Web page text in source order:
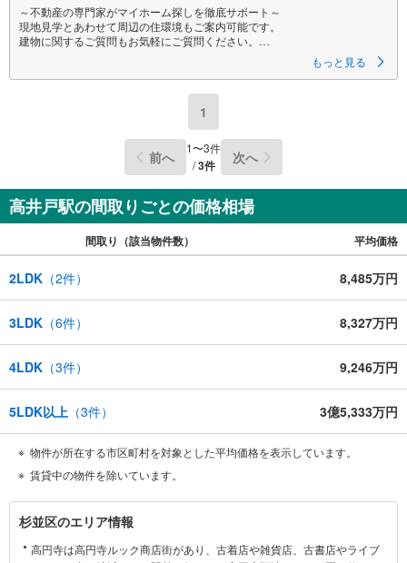
～不動産の専門家がマイホーム探しを徹底サポート～
現地見学とあわせて周辺の住環境もご案内可能です。
建物に関するご質問もお気軽にご質問ください。
【営業時間9:00～19:00】
物件見学、ローン相談、その他些細なことでもご相談ください
〇気軽にご案内やご来店できるポイント〇
【1】キッズルームあり。お子様にはおもちゃ、絵本などのご用意をしてい
ますので、お子様連れでもお気軽にご来店ください。
【2】ご条件に近い物件も合わせてご紹介をさせて頂きます。近隣物件やご
希望に合わせてその他の物件もご用意をさせて頂きます。
【3】ご連絡の方法は、お客様のご希望に合わせてショートメールやLINEで
のやり取りも大丈夫です。
もっと見る
1
前へ 1〜3件
/3件 次へ
高井戸駅の間取りごとの価格相場
間取り（該当物件数） 平均価格
2LDK （2件） 8,485万円
3LDK （6件） 8,327万円
4LDK （3件） 9,246万円
5LDK以上 （3件） 3億5,333万円
物件が所在する市区町村を対象とした平均価格を表示しています。
賃貸中の物件を除いています。
杉
並
区
杉並区のエリア情報
高円寺は高円寺ルック商店街があり、古着店や雑貨店、古書店やライブ